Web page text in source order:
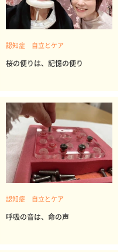
認知症 自立とケア
桜の便りは、記憶の便り
認知症 自立とケア
呼吸の音は、命の声